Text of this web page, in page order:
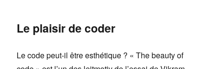
Le plaisir de coder
Le code peut-il être esthétique ? « The beauty of